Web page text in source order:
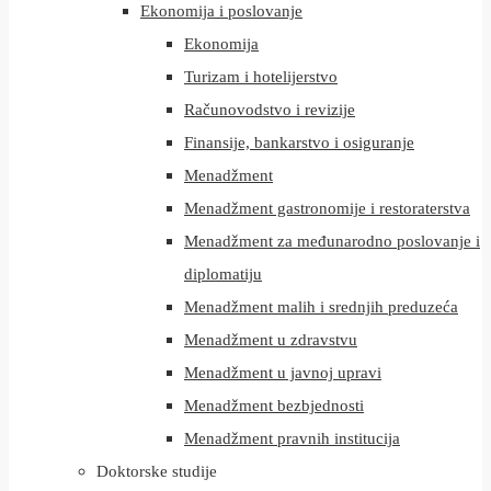
Ekonomija i poslovanje
Ekonomija
Turizam i hotelijerstvo
Računovodstvo i revizije
Finansije, bankarstvo i osiguranje
Menadžment
Menadžment gastronomije i restoraterstva
Menadžment za međunarodno poslovanje i
diplomatiju
Menadžment malih i srednjih preduzeća
Menadžment u zdravstvu
Menadžment u javnoj upravi
Menadžment bezbjednosti
Menadžment pravnih institucija
Doktorske studije